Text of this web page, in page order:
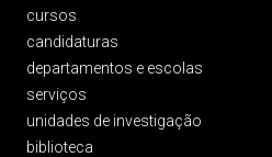
cursos
candidaturas
departamentos e escolas
serviços
unidades de investigação
biblioteca